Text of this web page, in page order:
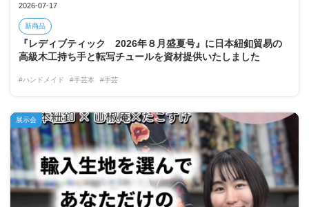
2026-07-17
新商品
『レディブティック 2026年８月盛夏号』に日本紐釦貿易の
高級木工持ち手と転写チュールを資材提供いたしました
#ハンドメイド #手芸本 #手芸
展示会